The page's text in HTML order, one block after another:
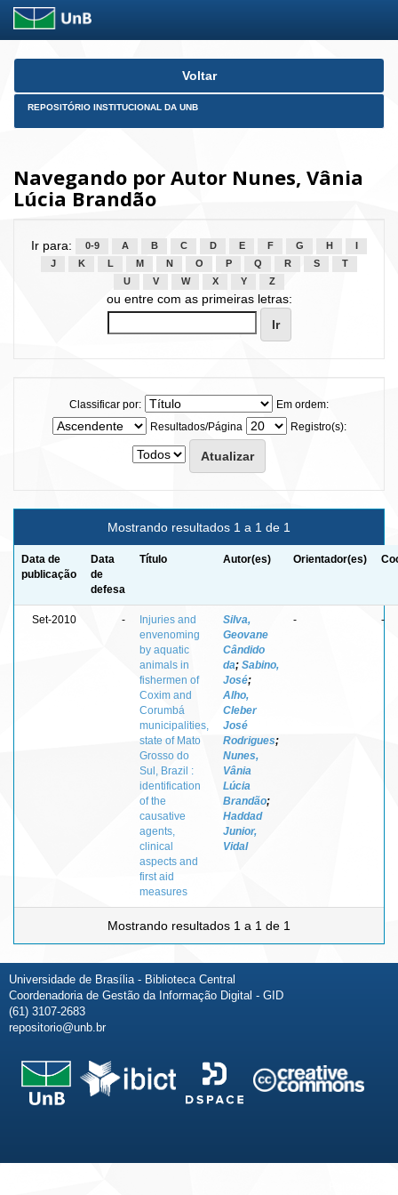
Skip
Voltar
REPOSITÓRIO INSTITUCIONAL DA UNB
Navegando por Autor Nunes, Vânia
Lúcia Brandão
Ir para: 0-9 A B C D E F G H
J
K L M N O P Q R S
T
U
V W X Y Z
ou entre com as primeiras letras:
Classificar por:
Em ordem:
Resultados/Página
Registro(s):
Mostrando resultados 1 a 1 de 1
Data de
publicação
Data
de
defesa
Título Autor(es) Orientador(es)
Set-2010 -
Injuries and
envenoming
by aquatic
animals in
fishermen of
Coxim and
Corumbá
municipalities,
state of Mato
Grosso do
Sul, Brazil :
identification
of the
causative
agents,
clinical
aspects and
first aid
measures
Silva,
Geovane
Cândido
da; Sabino,
José;
Alho,
Cleber
José
Rodrigues;
Nunes,
Vânia
Lúcia
Brandão;
Haddad
Junior,
Vidal
- -
Mostrando resultados 1 a 1 de 1
Universidade de Brasília - Biblioteca Central
Coordenadoria de Gestão da Informação Digital - GID
(61) 3107-2683
repositorio@unb.br